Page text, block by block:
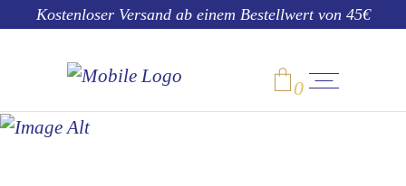
Kostenloser Versand ab einem Bestellwert von 45€
0